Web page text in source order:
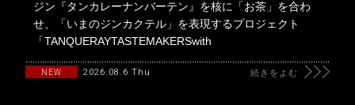
ジン『タンカレーナンバーテン』を核に「お茶」を合わ
せ、「いまのジンカクテル」を表現するプロジェクト
「TANQUERAYTASTEMAKERSwith
NEW 2026.08.6 Thu 続きをよむ